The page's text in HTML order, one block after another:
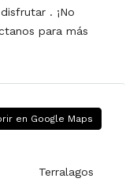
. ¡No
para más
en Google Maps
Terralagos